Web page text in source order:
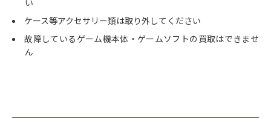
い
ケース等アクセサリー類は取り外してください
故障しているゲーム機本体・ゲームソフトの買取はできませ
ん